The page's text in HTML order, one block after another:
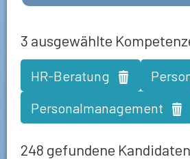
3 ausgewählte
HR-Beratung
Personalmanagement
248 gefundene